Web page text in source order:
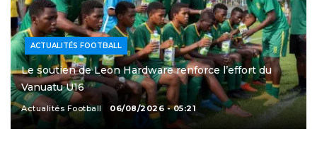
ACTUALITÉS FOOTBALL
Le soutien de Leon Hardware renforce l’effort du
Vanuatu U16
Actualités Football 06/08/2026 - 05:21